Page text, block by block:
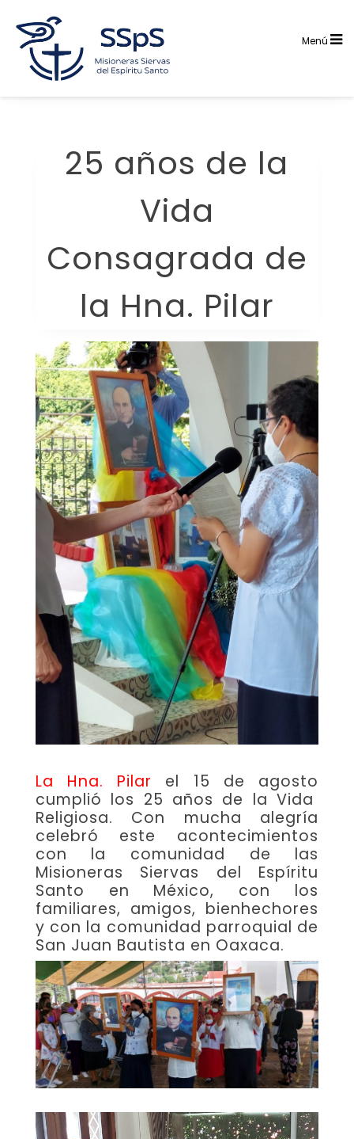
contenido
Menú
25 años de la
Vida
Consagrada de
la Hna. Pilar
La Hna. Pilar el 15 de agosto
cumplió los 25 años de la Vida
Religiosa. Con mucha alegría
celebró este acontecimientos
con la comunidad de las
Misioneras Siervas del Espíritu
Santo en México, con los
familiares, amigos, bienhechores
y con la comunidad parroquial de
San Juan Bautista en Oaxaca.